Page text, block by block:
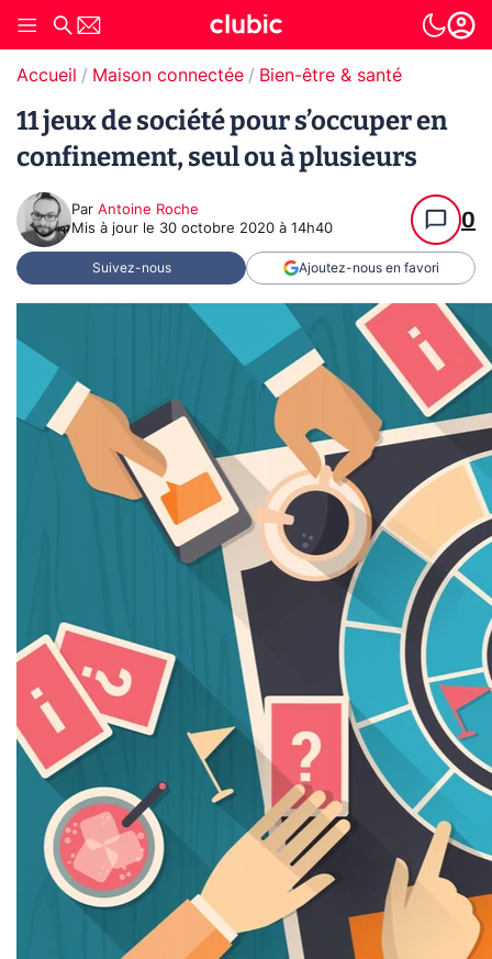
Accueil Maison connectée Bien-être & santé
11 jeux de société pour s’occuper en
confinement, seul ou à plusieurs
Par Antoine Roche
Mis à jour le 30 octobre 2020 à 14h40 0
Suivez-nous Ajoutez-nous en favori